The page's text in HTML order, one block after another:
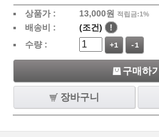
상품가 : 13,000원 적립금:1%
배송비 : (조건)
!
수량 :
+1 -1
구매하기
장바구니